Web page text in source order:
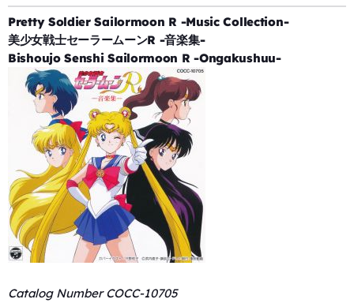
Pretty Soldier Sailormoon R -Music Collection-
美少女戦士セーラームーンR -音楽集-
Bishoujo Senshi Sailormoon R -Ongakushuu-
Catalog Number COCC-10705